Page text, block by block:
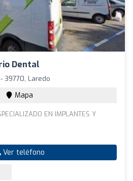
Dental
- 39770, Laredo
Mapa
EN IMPLANTES Y
Ver teléfono